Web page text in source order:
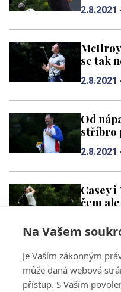
Na Vašem
Je Vaším zákonným
může daná webová
přístup. S Vaším
2.8.2021
se tak
2.8.2021
Od
stříbro
2.8.2021
Casey
čem
127 128 129 130